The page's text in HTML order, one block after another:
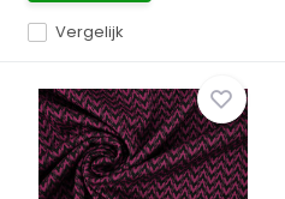
Vergelijk